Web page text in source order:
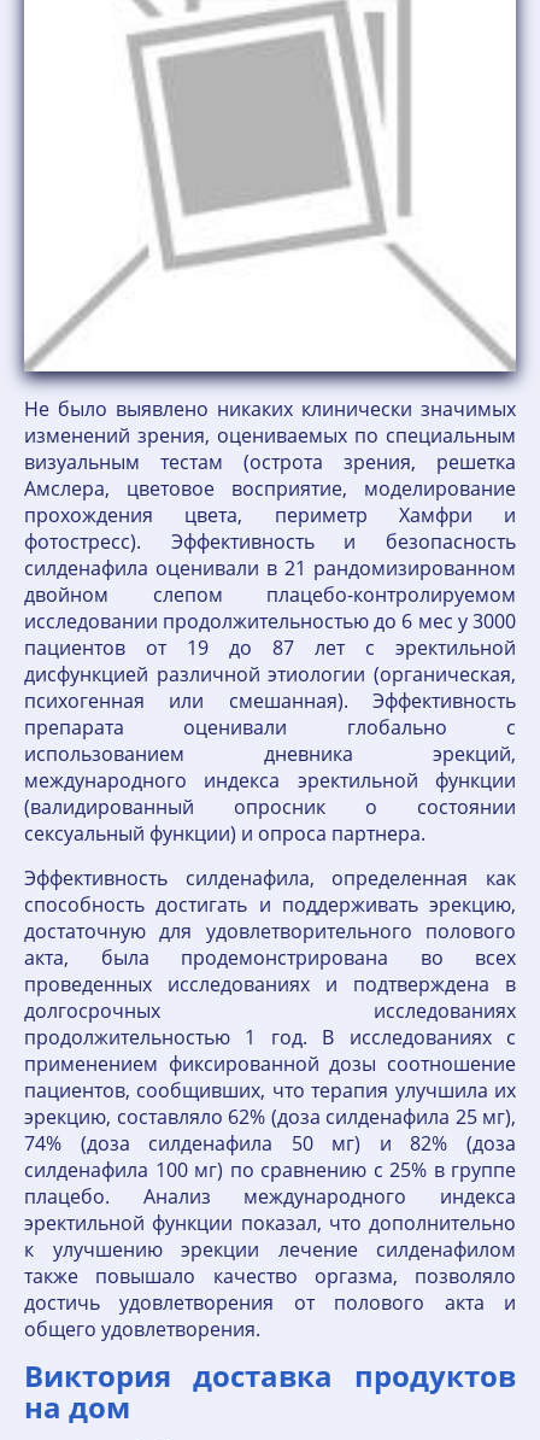
Не было выявлено никаких клинически значимых
изменений зрения, оцениваемых по специальным
визуальным тестам (острота зрения, решетка
Амслера, цветовое восприятие, моделирование
прохождения цвета, периметр Хамфри и
фотостресс). Эффективность и безопасность
силденафила оценивали в 21 рандомизированном
двойном слепом плацебо-контролируемом
исследовании продолжительностью до 6 мес у 3000
пациентов от 19 до 87 лет с эректильной
дисфункцией различной этиологии (органическая,
психогенная или смешанная). Эффективность
препарата оценивали глобально с
использованием дневника эрекций,
международного индекса эректильной функции
(валидированный опросник о состоянии
сексуальный функции) и опроса партнера.
Эффективность силденафила, определенная как
способность достигать и поддерживать эрекцию,
достаточную для удовлетворительного полового
акта, была продемонстрирована во всех
проведенных исследованиях и подтверждена в
долгосрочных исследованиях
продолжительностью 1 год. В исследованиях с
применением фиксированной дозы соотношение
пациентов, сообщивших, что терапия улучшила их
эрекцию, составляло 62% (доза силденафила 25 мг),
74% (доза силденафила 50 мг) и 82% (доза
силденафила 100 мг) по сравнению с 25% в группе
плацебо. Анализ международного индекса
эректильной функции показал, что дополнительно
к улучшению эрекции лечение силденафилом
также повышало качество оргазма, позволяло
достичь удовлетворения от полового акта и
общего удовлетворения.
Виктория доставка продуктов
на дом